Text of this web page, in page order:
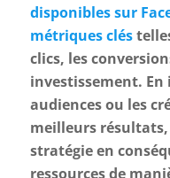
disponibles sur
métriques clés
clics, les
investissement.
audiences ou les
meilleurs
stratégie en
ressources de